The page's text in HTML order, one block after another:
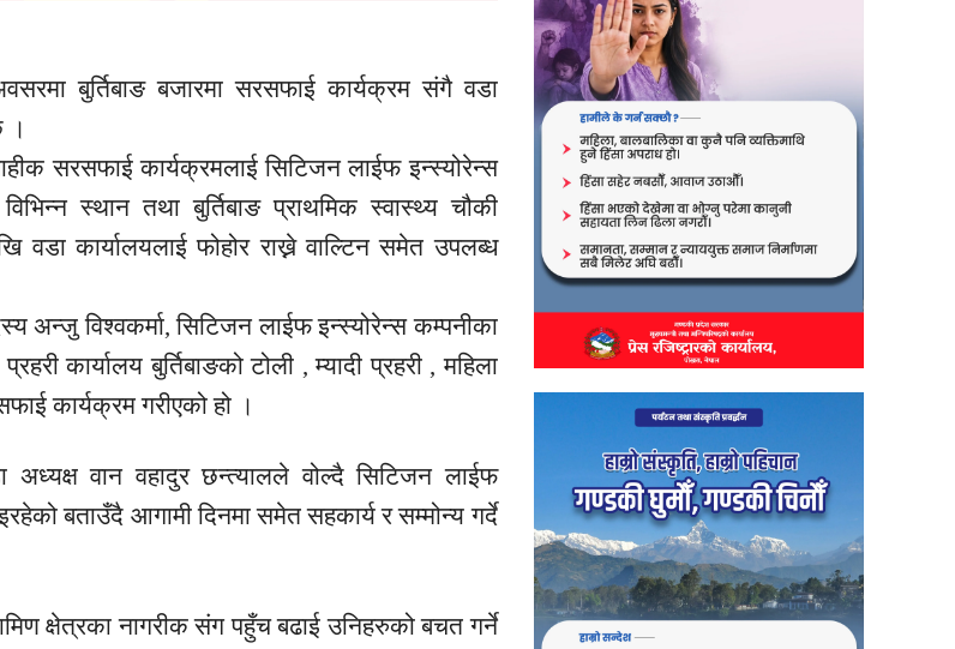
बुर्तिबाङ बजारमा सरसफाई कार्यक्रम संगै वडा
।
सरसफाई कार्यक्रमलाई सिटिजन लाईफ इन्स्योरेन्स
स्थान तथा बुर्तिबाङ प्राथमिक स्वास्थ्य चौकी
कार्यालयलाई फोहोर राख्ने वाल्टिन समेत उपलब्ध
अन्जु विश्वकर्मा, सिटिजन लाईफ इन्स्योरेन्स कम्पनीका
कार्यालय बुर्तिबाङको टोली , म्यादी प्रहरी , महिला
कार्यक्रम गरीएको हो ।
वान वहादुर छन्त्यालले वोल्दै सिटिजन लाईफ
बताउँदै आगामी दिनमा समेत सहकार्य र सम्मोन्य गर्दे
क्षेत्रका नागरीक संग पहुँच बढाई उनिहरुको बचत गर्ने